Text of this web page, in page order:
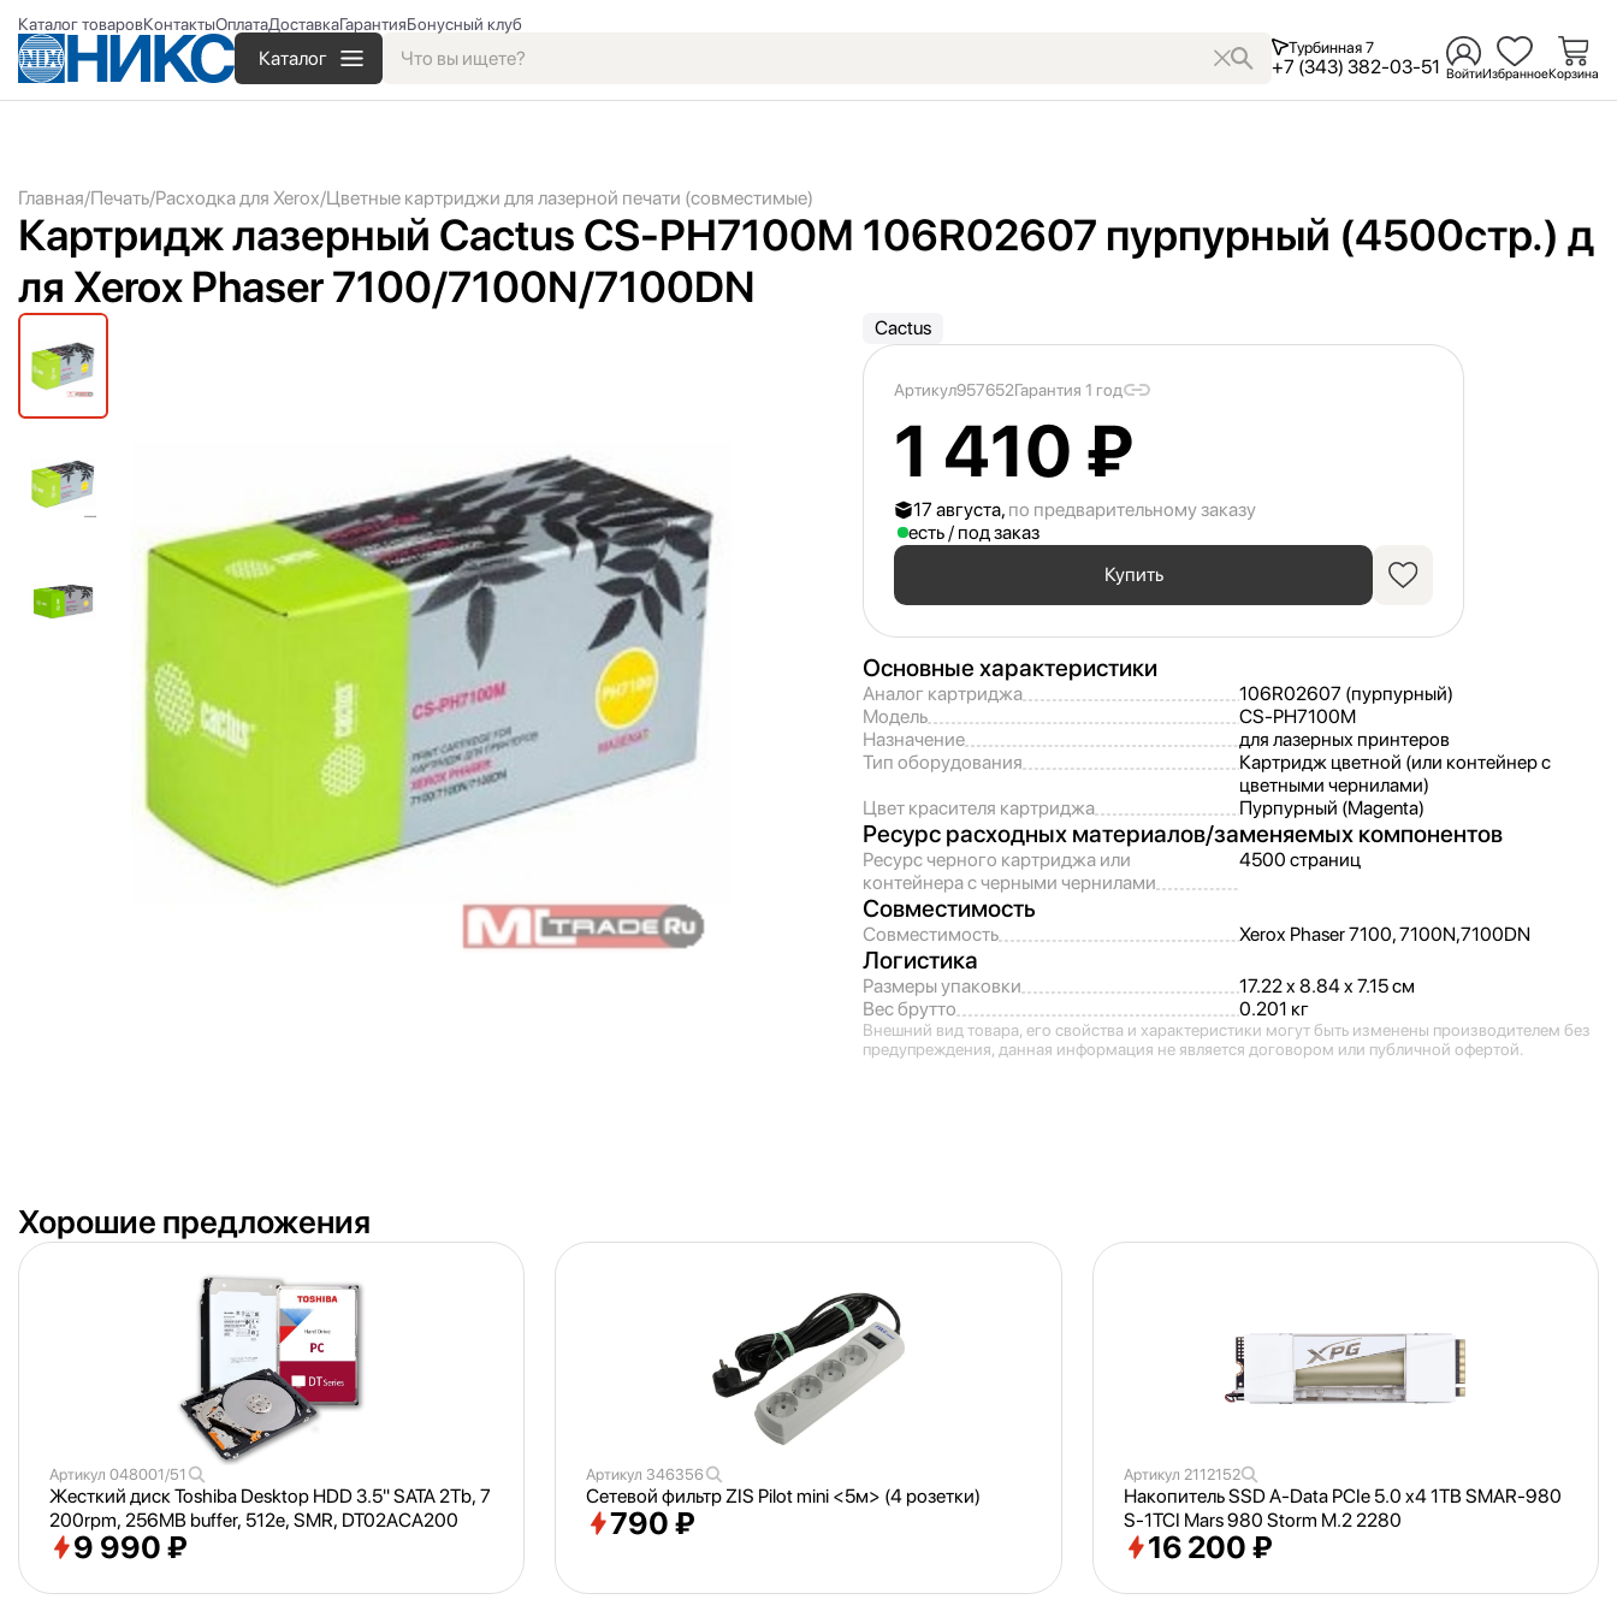
Каталог товаровКонтактыОплатаДоставкаГарантияБонусный клуб
Каталог Турбинная 7
+7 (343) 382-03-51 ВойтиИзбранноеКорзина
Главная Печать Расходка для Xerox Цветные картриджи для лазерной печати (совместимые)
Картридж лазерный Cactus CS-PH7100M 106R02607 пурпурный (4500стр.) д
ля Xerox Phaser 7100/7100N/7100DN
Cactus
Артикул957652Гарантия 1 год
1 410 ₽
17 августа, по предварительному заказу
есть / под заказ
Купить
Основные характеристики
Аналог картриджа
106R02607 (пурпурный)
Модель
CS-PH7100M
Назначение
для лазерных принтеров
Тип оборудования
Картридж цветной (или контейнер с
цветными чернилами)
Цвет красителя картриджа
Пурпурный (Magenta)
Ресурс расходных материалов/заменяемых компонентов
Ресурс черного картриджа или
контейнера с черными чернилами
4500 страниц
Совместимость
Совместимость Xerox Phaser 7100, 7100N,7100DN
Логистика
Размеры упаковки
17.22 x 8.84 x 7.15 см
Вес брутто
0.201 кг
Внешний вид товара, его свойства и характеристики могут быть изменены производителем без
предупреждения, данная информация не является договором или публичной офертой.
Хорошие предложения
Артикул 048001/51
Жесткий диск Toshiba Desktop HDD 3.5" SATA 2Tb, 7
200rpm, 256MB buffer, 512e, SMR, DT02ACA200
9 990 ₽
Артикул 346356
Сетевой фильтр ZIS Pilot mini <5м> (4 розетки)
790 ₽
Артикул 2112152
Накопитель SSD A-Data PCIe 5.0 x4 1TB SMAR-980
S-1TCI Mars 980 Storm M.2 2280
16 200 ₽